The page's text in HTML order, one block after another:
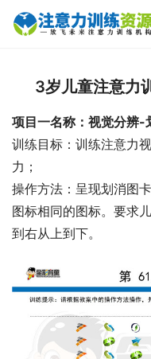
3岁儿童注意力
项目一名称：视觉分辨-
训练目标：训练注意力
力；
操作方法：呈现划消图
图标相同的图标。要求
到右从上到下。